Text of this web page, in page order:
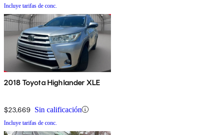
Incluye tarifas de conc.
2018 Toyota Highlander XLE
$23,669 Sin calificación
Incluye tarifas de conc.